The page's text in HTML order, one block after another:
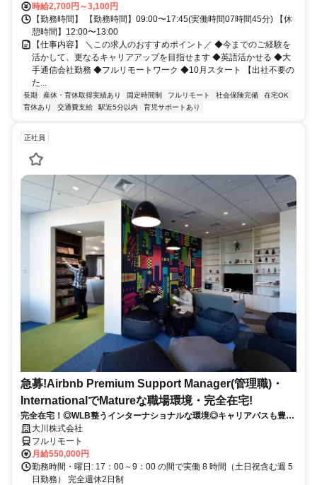
時給2,700円～3,100円
【勤務時間】 【勤務時間】09:00〜17:45(実働時間07時間45分) 【休
憩時間】12:00〜13:00
【仕事内容】 ＼この求人のおすすめポイント／ ◆今までのご経験を
活かして、更なるキャリアアップを目指せます ◆英語活かせる ◆大
手通信会社勤務 ◆フルリモートワーク ◆10月スタート 【出社不要の
た...
長期 産休・育休取得実績あり 固定時間制 フルリモート 社会保険完備
在宅OK
育休あり
交通費支給 駅近5分以内 育児サポートあり
正社員
急募!Airbnb Premium Support Manager(管理職)・
InternationalでMatureな職場環境・完全在宅!
完全在宅！◎WLB整うインターナショナルな環境◎キャリアパスも豊富
◎ 大川株式会社
フルリモート
月給550,000円
勤務時間・曜日: 17：00～9：00 の間で実働 8 時間（土日祝含む週 5
日勤務） 完全週休2日制